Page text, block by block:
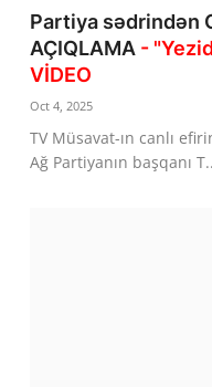
Partiya sədrindən
AÇIQLAMA -
VİDEO
Oct 4, 2025
TV Müsavat-ın canlı
Ağ Partiyanın başqanı